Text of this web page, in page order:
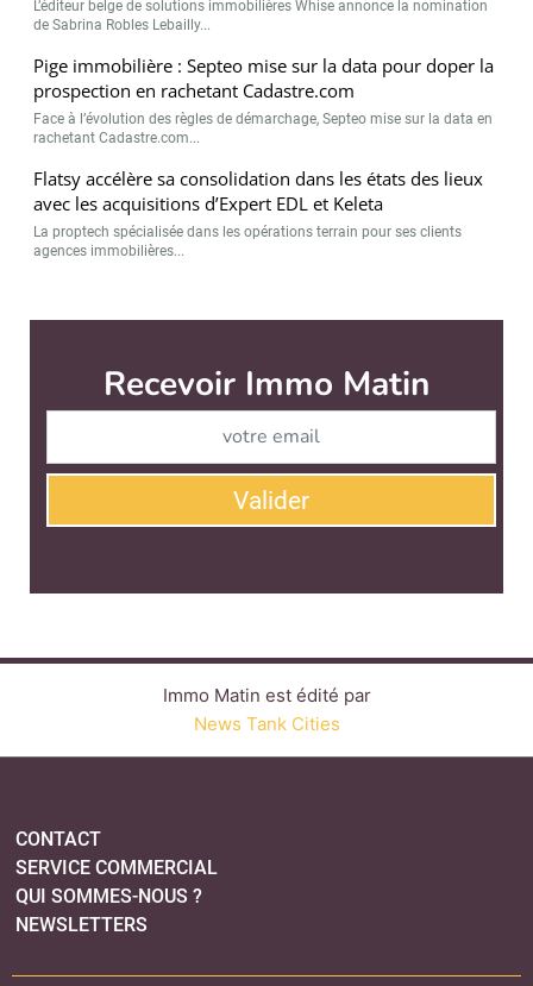
L’éditeur belge de solutions immobilières Whise annonce la nomination
de Sabrina Robles Lebailly...
Pige immobilière : Septeo mise sur la data pour doper la
prospection en rachetant Cadastre.com
Face à l’évolution des règles de démarchage, Septeo mise sur la data en
rachetant Cadastre.com...
Flatsy accélère sa consolidation dans les états des lieux
avec les acquisitions d’Expert EDL et Keleta
La proptech spécialisée dans les opérations terrain pour ses clients
agences immobilières...
Immo Matin est édité par
QUI SOMMES-NOUS ?
LINKEDINTWITTERFACEBOOK
YOUTUBE
MENTIONS LÉGALES
POLITIQUE DE CONFIDENTIALITÉ
COOKIES